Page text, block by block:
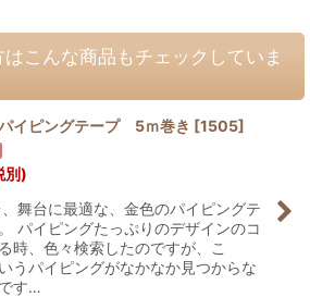
こんな商品もチェックしていま
イピングテープ 5ｍ巻き [1505]
別)
舞台に最適な、金色のパイピングテ
パイピングたっぷりのデザインのコ
時、色々検索したのですが、こ
うパイピングがなかなか見つからな
す…